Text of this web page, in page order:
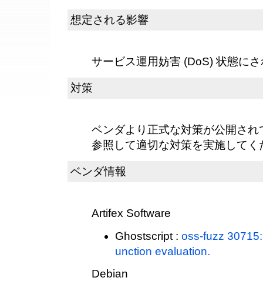
想定される影響
サービス運用妨害 (DoS) 状態に
対策
ベンダより正式な対策が公開さ
参照して適切な対策を実施してく
ベンダ情報
Artifex Software
Ghostscript : oss-fuzz
unction evaluation.
Debian